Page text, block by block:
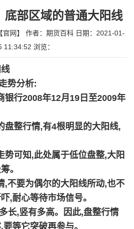
2 3 4 5 6
底部区域的普通大阳线
网】 作者： 期货百科 日期：2021-01-
11:34:52 浏览：
势分析:
行2008年12月19日至2009年
整行情,有4根明显的大阳线,
可知,此处属于低位盘整,大阳
。
要为偶尔的大阳线所动,也不
,耐心等待市场信号。
,竖有多高。因此,盘整行情
等它突破再参与。